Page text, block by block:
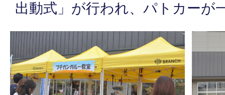
出動式」が行われ、パトカーが